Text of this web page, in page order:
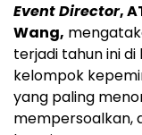
Event Director,
Wang,
terjadi tahun ini
kelompok
yang paling
mempersoalkan,